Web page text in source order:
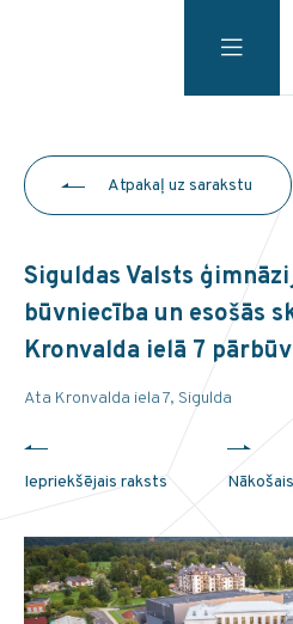
Atpakaļ uz sarakstu
Siguldas Valsts
būvniecība un esošās
Kronvalda ielā 7
Ata Kronvalda iela 7, Sigulda
Iepriekšējais raksts